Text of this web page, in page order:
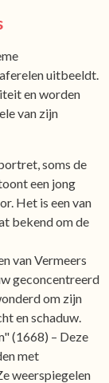
uitbeeldt.
en worden
van zijn
soms de
een jong
Het is een van
bekend om de
van Vermeers
geconcentreerd
om zijn
en schaduw.
(1668) – Deze
met
weerspiegelen